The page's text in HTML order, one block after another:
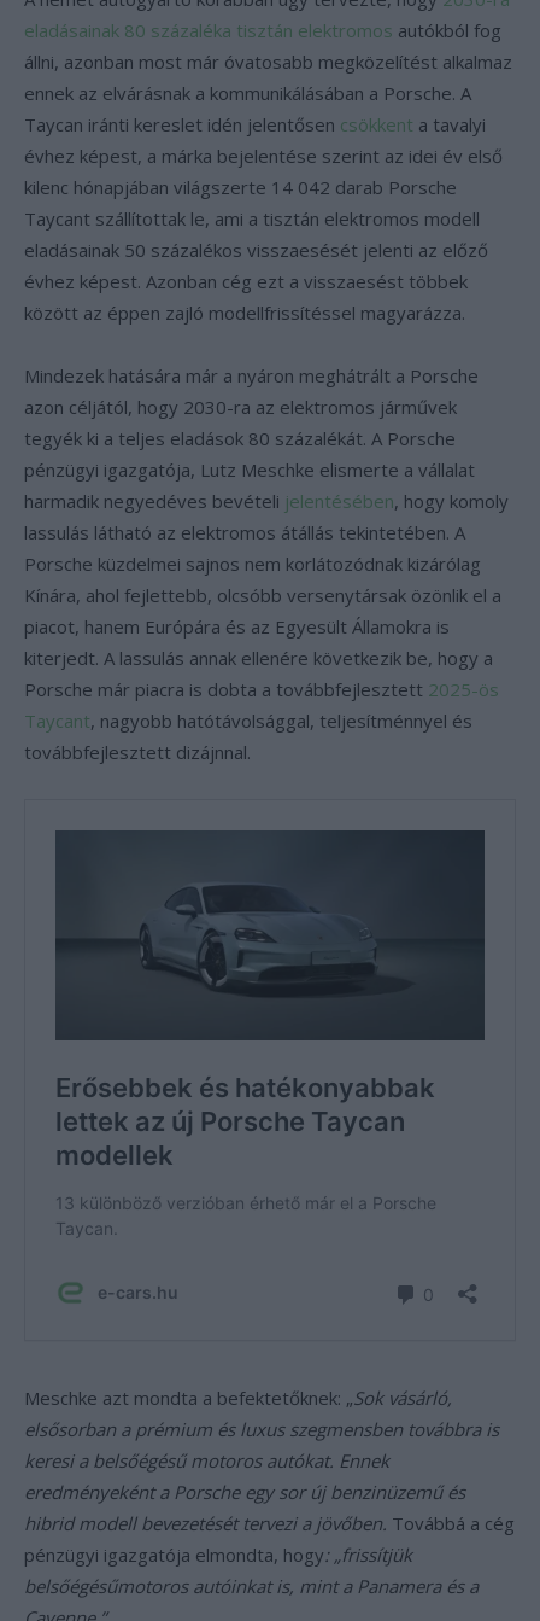
eladásainak 80 százaléka tisztán elektromos autókból fog
állni, azonban most már óvatosabb megközelítést alkalmaz
ennek az elvárásnak a kommunikálásában a Porsche. A
Taycan iránti kereslet idén jelentősen csökkent a tavalyi
évhez képest, a márka bejelentése szerint az idei év első
kilenc hónapjában világszerte 14 042 darab Porsche
Taycant szállítottak le, ami a tisztán elektromos modell
eladásainak 50 százalékos visszaesését jelenti az előző
évhez képest. Azonban cég ezt a visszaesést többek
között az éppen zajló modellfrissítéssel magyarázza.
Mindezek hatására már a nyáron meghátrált a Porsche
azon céljától, hogy 2030-ra az elektromos járművek
tegyék ki a teljes eladások 80 százalékát. A Porsche
pénzügyi igazgatója, Lutz Meschke elismerte a vállalat
harmadik negyedéves bevételi jelentésében, hogy komoly
lassulás látható az elektromos átállás tekintetében. A
Porsche küzdelmei sajnos nem korlátozódnak kizárólag
Kínára, ahol fejlettebb, olcsóbb versenytársak özönlik el a
piacot, hanem Európára és az Egyesült Államokra is
kiterjedt. A lassulás annak ellenére következik be, hogy a
Porsche már piacra is dobta a továbbfejlesztett 2025-ös
Taycant, nagyobb hatótávolsággal, teljesítménnyel és
továbbfejlesztett dizájnnal.
Meschke azt mondta a befektetőknek: „Sok vásárló,
elsősorban a prémium és luxus szegmensben továbbra is
keresi a belsőégésű motoros autókat. Ennek
eredményeként a Porsche egy sor új benzinüzemű és
hibrid modell bevezetését tervezi a jövőben. Továbbá a cég
pénzügyi igazgatója elmondta, hogy: „frissítjük
belsőégésűmotoros autóinkat is, mint a Panamera és a